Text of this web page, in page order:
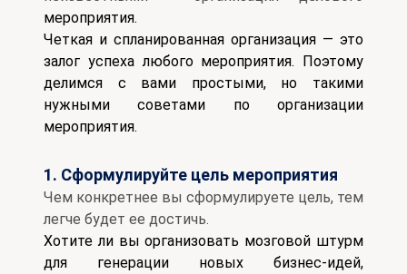
мероприятия.
Четкая и спланированная организация — это
залог успеха любого мероприятия. Поэтому
делимся с вами простыми, но такими
нужными советами по организации
мероприятия.
1. Сформулируйте цель мероприятия
Чем конкретнее вы сформулируете цель, тем
легче будет ее достичь.
Хотите ли вы организовать мозговой штурм
для генерации новых бизнес-идей,